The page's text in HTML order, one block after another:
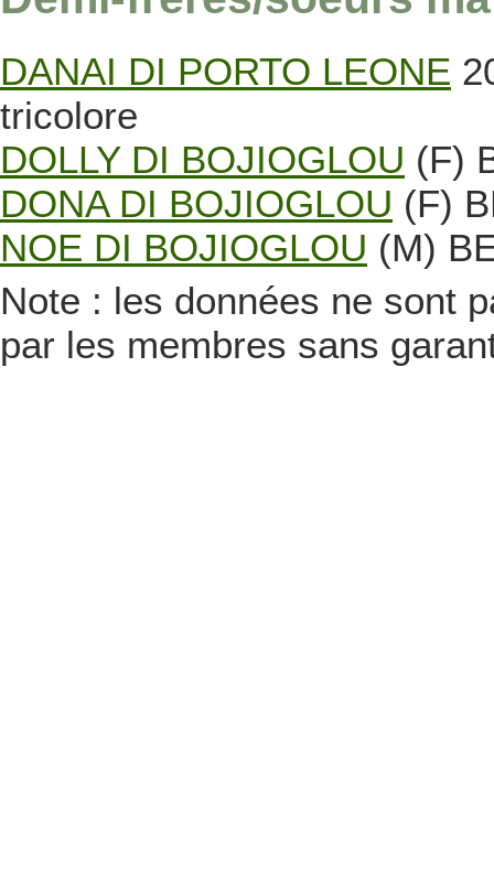
DANAI DI PORTO LEONE
tricolore
DOLLY DI BOJIOGLOU (F)
DONA DI BOJIOGLOU (F)
NOE DI BOJIOGLOU (M)
Note : les données ne sont
par les membres sans